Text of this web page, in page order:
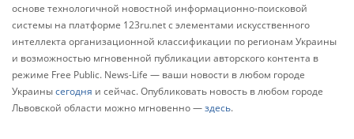
основе технологичной новостной информационно-поисковой
системы на платформе 123ru.net с элементами искусственного
интеллекта организационной классификации по регионам Украины
и возможностью мгновенной публикации авторского контента в
режиме Free Public. News-Life — ваши новости в любом городе
Украинысегодня и сейчас. Опубликовать новость в любом городе
Львовской области можно мгновенно —здесь.